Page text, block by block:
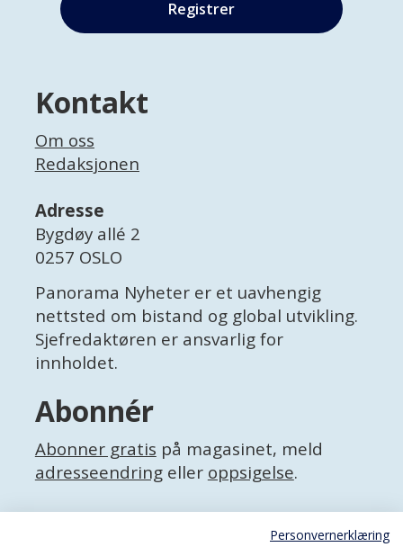
Kontakt
Om oss
Redaksjonen
Adresse
Bygdøy allé 2
0257 OSLO
Panorama Nyheter er et uavhengig
nettsted om bistand og global utvikling.
Sjefredaktøren er ansvarlig for
innholdet.
Abonnér
Abonner gratis på magasinet, meld
adresseendringeller oppsigelse.
Facebook
Personvernerklæring